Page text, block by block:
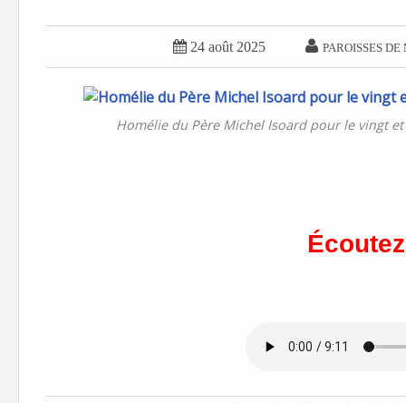
 24 août 2025  PAROISSES
Homélie du Père Michel Isoard pour le vingt